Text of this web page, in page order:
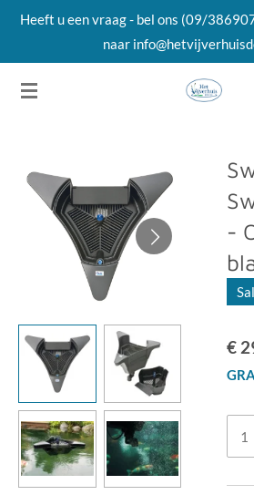
Ga
de
Heeft u een vraag - bel ons (09/
naar
-
€